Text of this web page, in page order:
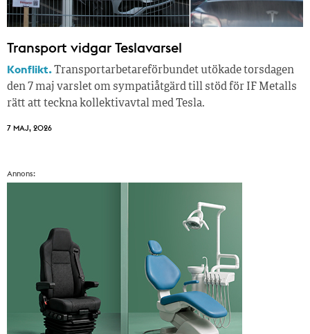
Transport vidgar Teslavarsel
Konflikt.Transportarbetareförbundet utökade torsdagen
den 7 maj varslet om sympatiåtgärd till stöd för IF Metalls
rätt att teckna kollektivavtal med Tesla.
7 MAJ, 2026
Annons: